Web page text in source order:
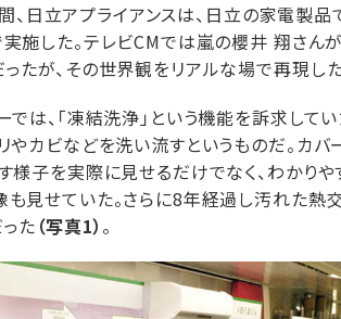
日立アプライアンスは、日立の家電製
施した。テレビCMでは嵐の櫻井 翔さん
たが、その世界観をリアルな場で再現した
では、「凍結洗浄」という機能を訴求して
やカビなどを洗い流すというものだ。カ
様子を実際に見せるだけでなく、わかり
見せていた。さらに8年経過し汚れた熱
た （写真1） 。